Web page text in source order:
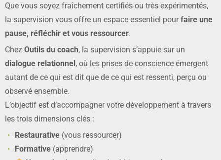
Que vous soyez fraîchement certifiés ou très expérimentés,
la supervision vous offre un espace essentiel pourfaire une
pause, réfléchir et vous ressourcer.
Chez Outils du coach, la supervision s’appuie sur un
dialogue relationnel, où les prises de conscience émergent
autant de ce qui est dit que de ce qui est ressenti, perçu ou
observé ensemble.
L’objectif est d’accompagner votre développement à travers
les trois dimensions clés :
Restaurative (vous ressourcer)
Formative (apprendre)